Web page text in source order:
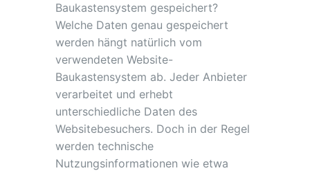
Baukastensystem gespeichert?
Welche Daten genau gespeichert
werden hängt natürlich vom
verwendeten Website-
Baukastensystem ab. Jeder Anbieter
verarbeitet und erhebt
unterschiedliche Daten des
Websitebesuchers. Doch in der Regel
werden technische
Nutzungsinformationen wie etwa